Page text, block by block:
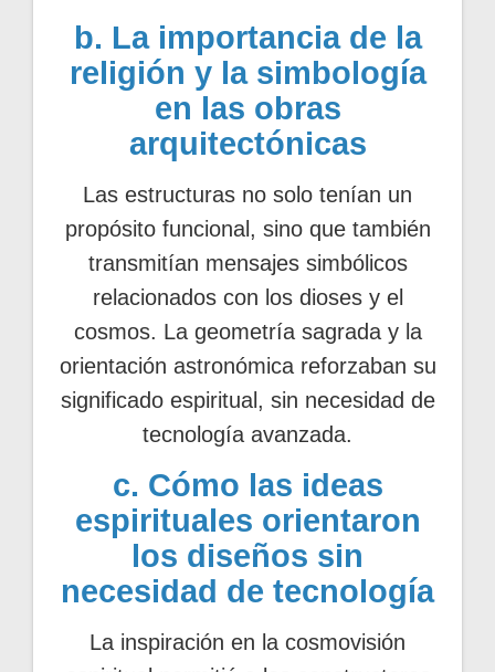
b. La importancia de la
religión y la simbología
en las obras
arquitectónicas
Las estructuras no solo tenían un
propósito funcional, sino que también
transmitían mensajes simbólicos
relacionados con los dioses y el
cosmos. La geometría sagrada y la
orientación astronómica reforzaban su
significado espiritual, sin necesidad de
tecnología avanzada.
c. Cómo las ideas
espirituales orientaron
los diseños sin
necesidad de tecnología
La inspiración en la cosmovisión